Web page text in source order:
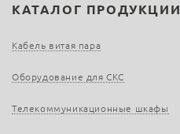
КАТАЛОГ ПРОДУКЦИИ
Кабель витая пара
Оборудование для СКС
Телекоммуникационные шкафы